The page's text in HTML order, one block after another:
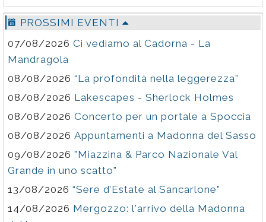
PROSSIMI EVENTI
07/08/2026 Ci vediamo al Cadorna - La
Mandragola
08/08/2026 “La profondità nella leggerezza”
08/08/2026 Lakescapes - Sherlock Holmes
08/08/2026 Concerto per un portale a Spoccia
08/08/2026 Appuntamenti a Madonna del Sasso
09/08/2026 "Miazzina & Parco Nazionale Val
Grande in uno scatto"
13/08/2026 “Sere d’Estate al Sancarlone”
14/08/2026 Mergozzo: l'arrivo della Madonna